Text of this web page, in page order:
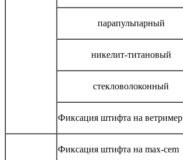
парапульпарный
никелит-титановый
стекловолоконный
Фиксация штифта на ветример
Фиксация штифта на max-cem